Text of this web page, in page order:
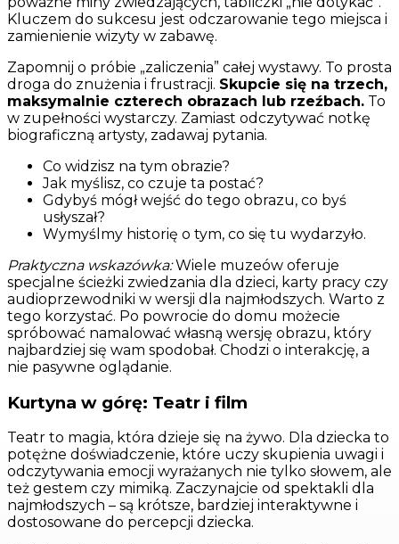
Kluczem do sukcesu jest odczarowanie tego miejsca i
zamienienie wizyty w zabawę.
Zapomnij o próbie „zaliczenia” całej wystawy. To prosta
droga do znużenia i frustracji. Skupcie się na trzech,
maksymalnie czterech obrazach lub rzeźbach. To
w zupełności wystarczy. Zamiast odczytywać notkę
biograficzną artysty, zadawaj pytania.
Co widzisz na tym obrazie?
Jak myślisz, co czuje ta postać?
Gdybyś mógł wejść do tego obrazu, co byś
usłyszał?
Wymyślmy historię o tym, co się tu wydarzyło.
Praktyczna wskazówka:Wiele muzeów oferuje
specjalne ścieżki zwiedzania dla dzieci, karty pracy czy
audioprzewodniki w wersji dla najmłodszych. Warto z
tego korzystać. Po powrocie do domu możecie
spróbować namalować własną wersję obrazu, który
najbardziej się wam spodobał. Chodzi o interakcję, a
nie pasywne oglądanie.
Kurtyna w górę: Teatr i film
Teatr to magia, która dzieje się na żywo. Dla dziecka to
potężne doświadczenie, które uczy skupienia uwagi i
odczytywania emocji wyrażanych nie tylko słowem, ale
też gestem czy mimiką. Zaczynajcie od spektakli dla
najmłodszych – są krótsze, bardziej interaktywne i
dostosowane do percepcji dziecka.